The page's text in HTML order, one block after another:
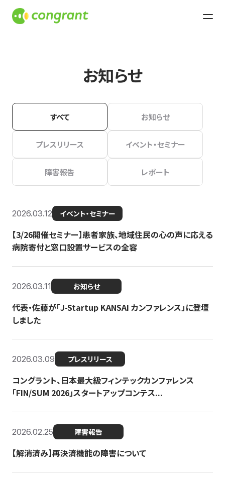
お知らせ
すべて お知らせ
プレスリリース イベント・セミナー
障害報告 レポート
2026.03.12 イベント・セミナー
【3/26開催セミナー】患者家族、地域住民の心の声に応える
病院寄付と窓口設置サービスの全容
2026.03.11 お知らせ
代表・佐藤が「J-Startup KANSAI カンファレンス」に登壇
しました
2026.03.09 プレスリリース
コングラント、日本最大級フィンテックカンファレンス
「FIN/SUM 2026」スタートアップコンテス...
2026.02.25 障害報告
【解消済み】再決済機能の障害について